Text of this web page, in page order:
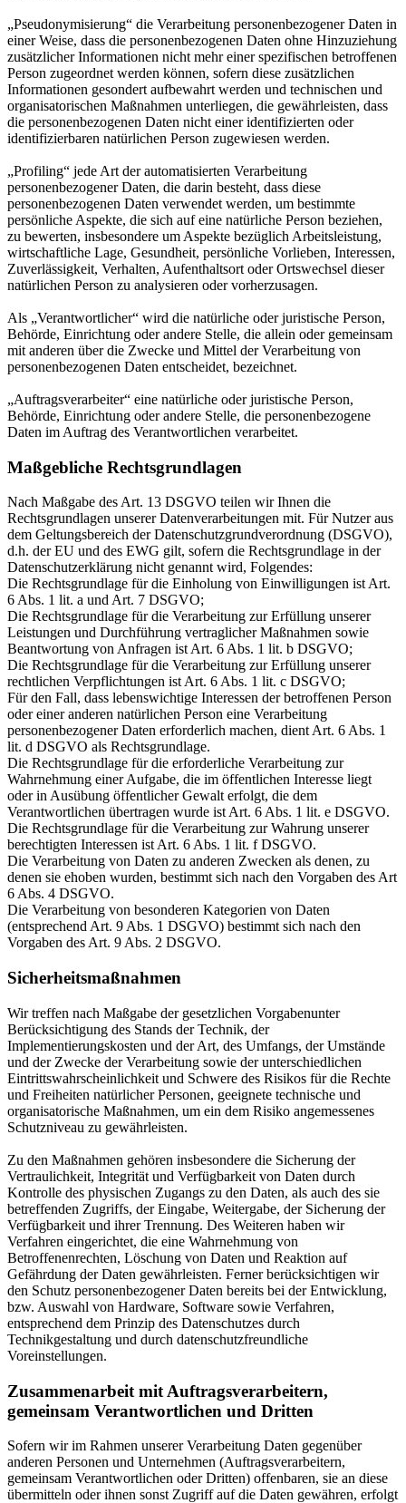
„Pseudonymisierung“ die Verarbeitung personenbezogener Daten in
einer Weise, dass die personenbezogenen Daten ohne Hinzuziehung
zusätzlicher Informationen nicht mehr einer spezifischen betroffenen
Person zugeordnet werden können, sofern diese zusätzlichen
Informationen gesondert aufbewahrt werden und technischen und
organisatorischen Maßnahmen unterliegen, die gewährleisten, dass
die personenbezogenen Daten nicht einer identifizierten oder
identifizierbaren natürlichen Person zugewiesen werden.
„Profiling“ jede Art der automatisierten Verarbeitung
personenbezogener Daten, die darin besteht, dass diese
personenbezogenen Daten verwendet werden, um bestimmte
persönliche Aspekte, die sich auf eine natürliche Person beziehen,
zu bewerten, insbesondere um Aspekte bezüglich Arbeitsleistung,
wirtschaftliche Lage, Gesundheit, persönliche Vorlieben, Interessen,
Zuverlässigkeit, Verhalten, Aufenthaltsort oder Ortswechsel dieser
natürlichen Person zu analysieren oder vorherzusagen.
Als „Verantwortlicher“ wird die natürliche oder juristische Person,
Behörde, Einrichtung oder andere Stelle, die allein oder gemeinsam
mit anderen über die Zwecke und Mittel der Verarbeitung von
personenbezogenen Daten entscheidet, bezeichnet.
„Auftragsverarbeiter“ eine natürliche oder juristische Person,
Behörde, Einrichtung oder andere Stelle, die personenbezogene
Daten im Auftrag des Verantwortlichen verarbeitet.
Maßgebliche Rechtsgrundlagen
Nach Maßgabe des Art. 13 DSGVO teilen wir Ihnen die
Rechtsgrundlagen unserer Datenverarbeitungen mit. Für Nutzer aus
dem Geltungsbereich der Datenschutzgrundverordnung (DSGVO),
d.h. der EU und des EWG gilt, sofern die Rechtsgrundlage in der
Datenschutzerklärung nicht genannt wird, Folgendes:
Die Rechtsgrundlage für die Einholung von Einwilligungen ist Art.
6 Abs. 1 lit. a und Art. 7 DSGVO;
Die Rechtsgrundlage für die Verarbeitung zur Erfüllung unserer
Leistungen und Durchführung vertraglicher Maßnahmen sowie
Beantwortung von Anfragen ist Art. 6 Abs. 1 lit. b DSGVO;
Die Rechtsgrundlage für die Verarbeitung zur Erfüllung unserer
rechtlichen Verpflichtungen ist Art. 6 Abs. 1 lit. c DSGVO;
Für den Fall, dass lebenswichtige Interessen der betroffenen Person
oder einer anderen natürlichen Person eine Verarbeitung
personenbezogener Daten erforderlich machen, dient Art. 6 Abs. 1
lit. d DSGVO als Rechtsgrundlage.
Die Rechtsgrundlage für die erforderliche Verarbeitung zur
Wahrnehmung einer Aufgabe, die im öffentlichen Interesse liegt
oder in Ausübung öffentlicher Gewalt erfolgt, die dem
Verantwortlichen übertragen wurde ist Art. 6 Abs. 1 lit. e DSGVO.
Die Rechtsgrundlage für die Verarbeitung zur Wahrung unserer
berechtigten Interessen ist Art. 6 Abs. 1 lit. f DSGVO.
Die Verarbeitung von Daten zu anderen Zwecken als denen, zu
denen sie ehoben wurden, bestimmt sich nach den Vorgaben des Art
6 Abs. 4 DSGVO.
Die Verarbeitung von besonderen Kategorien von Daten
(entsprechend Art. 9 Abs. 1 DSGVO) bestimmt sich nach den
Vorgaben des Art. 9 Abs. 2 DSGVO.
Sicherheitsmaßnahmen
Wir treffen nach Maßgabe der gesetzlichen Vorgabenunter
Berücksichtigung des Stands der Technik, der
Implementierungskosten und der Art, des Umfangs, der Umstände
und der Zwecke der Verarbeitung sowie der unterschiedlichen
Eintrittswahrscheinlichkeit und Schwere des Risikos für die Rechte
und Freiheiten natürlicher Personen, geeignete technische und
organisatorische Maßnahmen, um ein dem Risiko angemessenes
Schutzniveau zu gewährleisten.
Zu den Maßnahmen gehören insbesondere die Sicherung der
Vertraulichkeit, Integrität und Verfügbarkeit von Daten durch
Kontrolle des physischen Zugangs zu den Daten, als auch des sie
betreffenden Zugriffs, der Eingabe, Weitergabe, der Sicherung der
Verfügbarkeit und ihrer Trennung. Des Weiteren haben wir
Verfahren eingerichtet, die eine Wahrnehmung von
Betroffenenrechten, Löschung von Daten und Reaktion auf
Gefährdung der Daten gewährleisten. Ferner berücksichtigen wir
den Schutz personenbezogener Daten bereits bei der Entwicklung,
bzw. Auswahl von Hardware, Software sowie Verfahren,
entsprechend dem Prinzip des Datenschutzes durch
Technikgestaltung und durch datenschutzfreundliche
Voreinstellungen.
Zusammenarbeit mit Auftragsverarbeitern,
gemeinsam Verantwortlichen und Dritten
Sofern wir im Rahmen unserer Verarbeitung Daten gegenüber
anderen Personen und Unternehmen (Auftragsverarbeitern,
gemeinsam Verantwortlichen oder Dritten) offenbaren, sie an diese
übermitteln oder ihnen sonst Zugriff auf die Daten gewähren, erfolgt